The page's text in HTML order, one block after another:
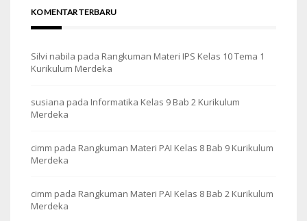
KOMENTAR TERBARU
Silvi nabila pada Rangkuman Materi IPS Kelas 10 Tema 1
Kurikulum Merdeka
susiana pada Informatika Kelas 9 Bab 2 Kurikulum
Merdeka
cimm pada Rangkuman Materi PAI Kelas 8 Bab 9 Kurikulum
Merdeka
cimm pada Rangkuman Materi PAI Kelas 8 Bab 2 Kurikulum
Merdeka